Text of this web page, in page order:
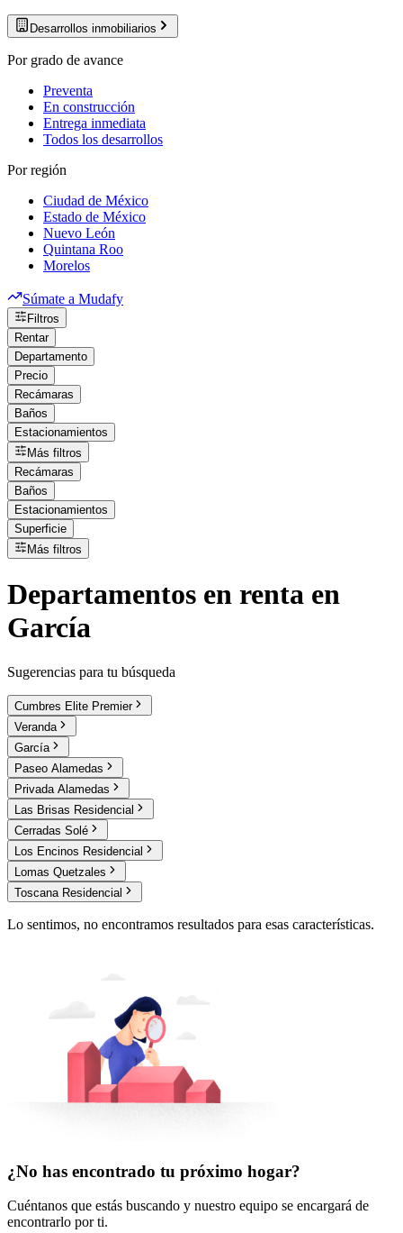
Desarrollos inmobiliarios
Por grado de avance
Preventa
En construcción
Entrega inmediata
Todos los desarrollos
Por región
Ciudad de México
Estado de México
Nuevo León
Quintana Roo
Morelos
Súmate a Mudafy
Filtros
Rentar
Departamento
Precio
Recámaras
Baños
Estacionamientos
Más filtros
Recámaras
Baños
Estacionamientos
Superficie
Más filtros
Departamentos en renta en
García
Sugerencias para tu búsqueda
Cumbres Elite Premier
Veranda
García
Paseo Alamedas
Privada Alamedas
Las Brisas Residencial
Cerradas Solé
Los Encinos Residencial
Lomas Quetzales
Toscana Residencial
Lo sentimos, no encontramos resultados para esas características.
¿No has encontrado tu próximo hogar?
Cuéntanos que estás buscando y nuestro equipo se encargará de
encontrarlo por ti.